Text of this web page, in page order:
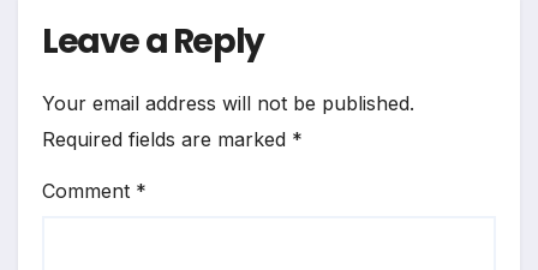
Leave a Reply
Your email address will not be published.
Required fields are marked *
Comment *